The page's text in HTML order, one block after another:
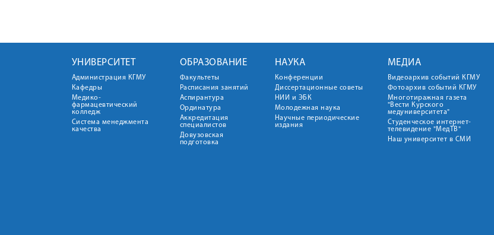
УНИВЕРСИТЕТ
Администрация КГМУ
Кафедры
Медико-
фармацевтический
колледж
Система менеджмента
качества
ОБРАЗОВАНИЕ
Факультеты
Расписания занятий
Аспирантура
Ординатура
Аккредитация
специалистов
Довузовская
подготовка
НАУКА
Конференции
Диссертационные советы
НИИ и ЭБК
Молодежная наука
Научные периодические
издания
МЕДИА
Видеоархив событий КГМУ
Фотоархив событий КГМУ
Многотиражная газета
"Вести Курского
медуниверситета"
Студенческое интернет-
телевидение "МедТВ"
Наш университет в СМИ